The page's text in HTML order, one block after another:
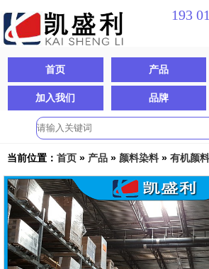
193
专业提供化工原料一站式服务
打造化工原料 行业领军品牌
首页 产品
加入我们 品牌
当前位置： 首页 » 产品 » 颜料染料 » 有机颜料